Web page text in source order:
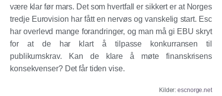
være klar før mars. Det som hvertfall er sikkert er at Norges
tredje Eurovision har fått en nervøs og vanskelig start. Esc
har overlevd mange forandringer, og man må gi EBU skryt
for at de har klart å tilpasse konkurransen til
publikumskrav. Kan de klare å møte finanskrisens
konsekvenser? Det får tiden vise.
Kilder:escnorge.net